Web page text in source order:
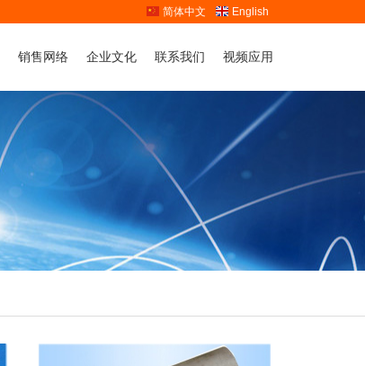
简体中文 English
销售网络 企业文化 联系我们 视频应用